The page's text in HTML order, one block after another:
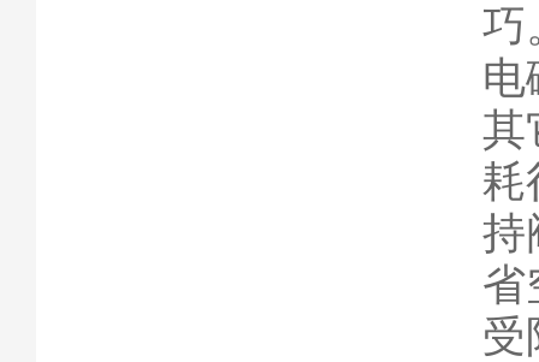
巧
电
其
耗
持
省
受